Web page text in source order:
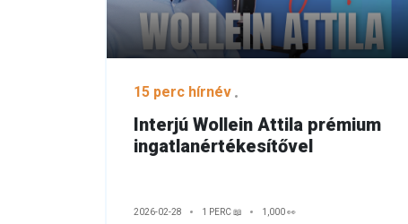
15 perc hírnév
Interjú Wollein Attila prémium
ingatlanértékesítővel
2026-02-28 1 PERC 📖 1,000 👀